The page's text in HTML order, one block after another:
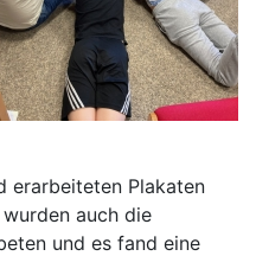
erarbeiteten Plakaten
auch die
und es fand eine